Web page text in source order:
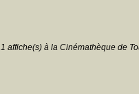
1 affiche(s) à la Cinémathèque de